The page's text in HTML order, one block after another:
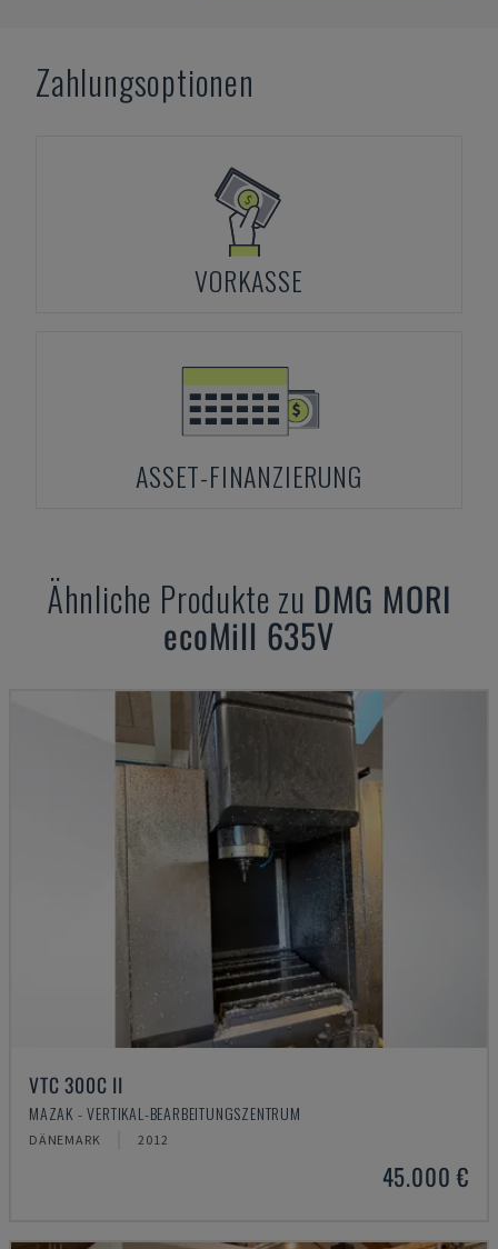
Zahlungsoptionen
VORKASSE
ASSET-FINANZIERUNG
Ähnliche Produkte zu DMG MORI
ecoMill 635V
VTC 300C II
MAZAK - VERTIKAL-BEARBEITUNGSZENTRUM
DÄNEMARK 2012
45.000 €